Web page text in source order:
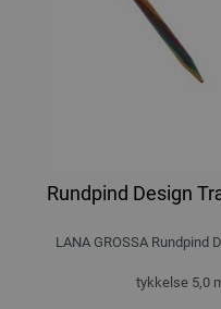
Rundpind Design
LANA GROSSA
tykkelse 5,0